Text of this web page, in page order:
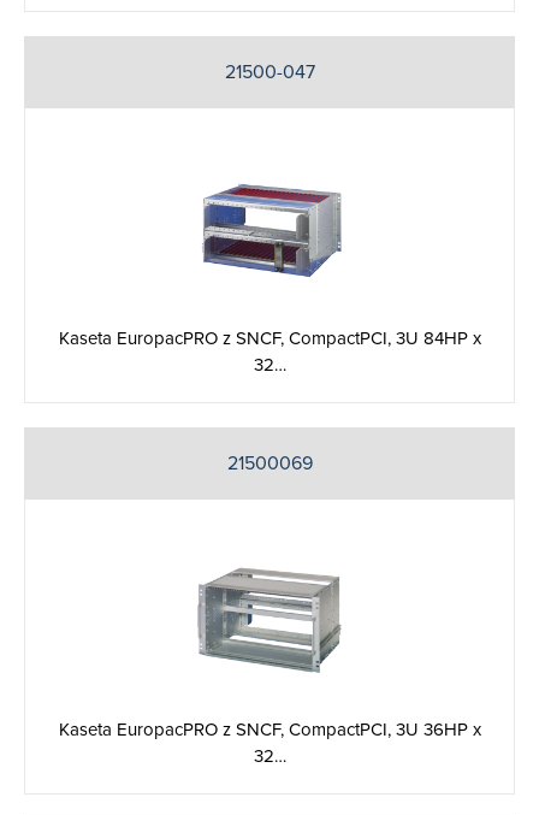
21500-047
Kaseta EuropacPRO z SNCF, CompactPCI, 3U 84HP x
32…
21500069
Kaseta EuropacPRO z SNCF, CompactPCI, 3U 36HP x
32…